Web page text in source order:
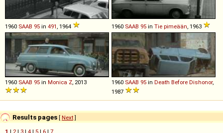
1960 SAAB 95 in 491, 1964 1960 SAAB 95 in Tie pimeään, 1963
1960 SAAB 95 in Monica Z, 2013 1960 SAAB 95 in Death Before Dishonor,
1987
Results pages [ Next]
1 | 2 | 3 | 4 | 5 | 6 | 7